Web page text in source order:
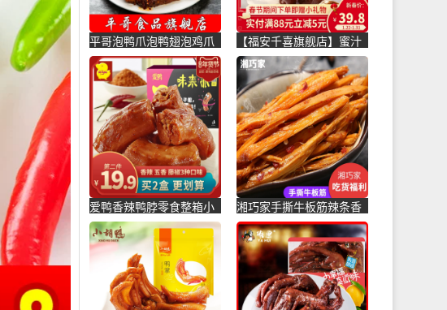
平哥泡鸭爪泡鸭翅泡鸡爪
卤味酱鸭脖套餐组合福建
龙岩特-凤爪(平哥食品旗
舰店仅售29.8元)
【福安千喜旗舰店】蜜汁
鸡翅真空酱卤鸡翅卤味福
鼎零食-鸡翅(千喜食品旗
舰店仅售39.8元)
爱鸭香辣鸭脖零食整箱小
包装卤味小吃不辣五香鸭
脖年货-鸭脖(爱鸭食品旗
舰店仅售39.8元)
湘巧家手撕牛板筋辣条香
辣早餐拌面熟食麻辣小吃
零食休-牛板筋(湘巧家旗
舰店仅售16.8元)